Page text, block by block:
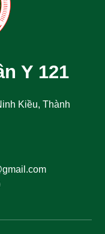
Y 121
Kiều, Thành